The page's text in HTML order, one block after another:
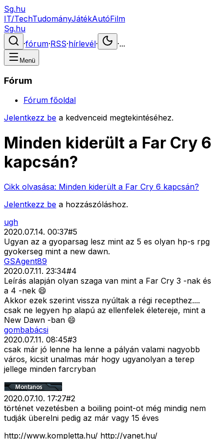
Sg.hu
IT/TechTudományJátékAutóFilm
Sg.hu
·fórum·RSS·hírlevél· ·...
Menü
Fórum
Fórum főoldal
Jelentkezz be a kedvenceid megtekintéséhez.
Minden kiderült a Far Cry 6
kapcsán?
Cikk olvasása: Minden kiderült a Far Cry 6 kapcsán?
Jelentkezz be a hozzászóláshoz.
ugh
2020.07.14. 00:37#5
Ugyan az a gyoparsag lesz mint az 5 es olyan hp-s rpg
gyokerseg mint a new dawn.
GSAgent89
2020.07.11. 23:34#4
Leírás alapján olyan szaga van mint a Far Cry 3 -nak és
a 4 -nek 😄
Akkor ezek szerint vissza nyúltak a régi recepthez....
csak ne legyen hp alapú az ellenfelek életereje, mint a
New Dawn -ban 😄
gombabácsi
2020.07.11. 08:45#3
csak már jó lenne ha lenne a pályán valami nagyobb
város, kicsit unalmas már hogy ugyanolyan a terep
jellege minden farcryban
2020.07.10. 17:27#2
történet vezetésben a boiling point-ot még mindig nem
tudják überelni pedig az már vagy 15 éves
http://www.kompletta.hu/ http://yanet.hu/